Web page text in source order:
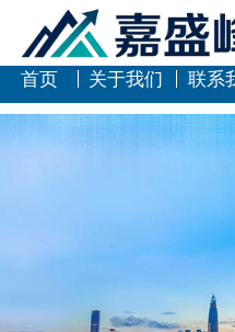
首页 关于我们 联系